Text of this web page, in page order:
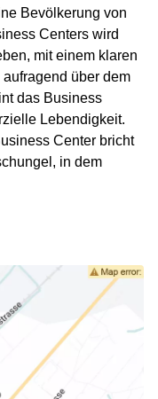
Bevölkerung von
Centers wird
mit einem klaren
über dem
das Business
Lebendigkeit.
Center bricht
in dem